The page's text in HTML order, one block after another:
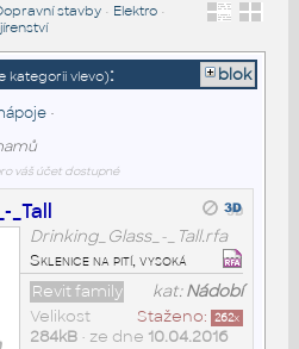
stavby• Elektro•
kategorii vlevo): blok
•
váš účet dostupné
_Tall
Drinking_Glass_-_Tall.rfa
Sklenice na pití, vysoká
kat:Nádobí
Revit family
Staženo: 262x
Velikost
284kB• ze dne 10.04.2016